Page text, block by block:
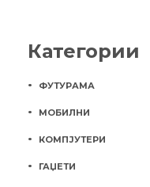
Категории
ФУТУРАМА
МОБИЛНИ
КОМПЈУТЕРИ
ГАЏЕТИ